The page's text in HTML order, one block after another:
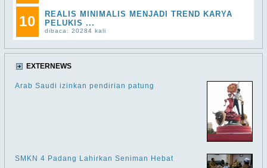
10
REALIS MINIMALIS MENJADI TREND KARYA
PELUKIS ...
dibaca: 20284 kali
EXTERNEWS
Arab Saudi izinkan pendirian patung
SMKN 4 Padang Lahirkan Seniman Hebat